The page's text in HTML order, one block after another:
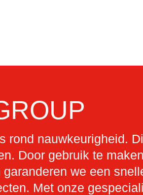
rond nauwkeurigheid.
Door gebruik te
we een
Met onze